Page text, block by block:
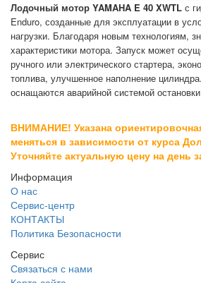
Лодочный мотор YAMAHA E 40 XWTL с
Enduro, созданные для эксплуатации в
нагрузки. Благодаря новым технологиям,
характеристики мотора. Запуск может
ручного или электрического стартера,
топлива, улучшенное наполнение
оснащаются аварийной системой
ВНИМАНИЕ! Указана
меняться в зависимости от курса
Уточняйте актуальную цену на день
Информация
О нас
Сервис-центр
КОНТАКТЫ
Политика Безопасности
Сервис
Связаться с нами